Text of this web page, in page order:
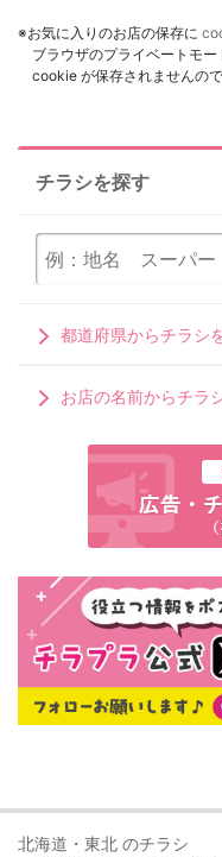
※お気に入りのお店の保存に
ブラウザのプライベートモ
cookie が保存されませんの
チラシを探す
都道府県からチラシ
お店の名前からチラ
北海道・東北 のチラシ